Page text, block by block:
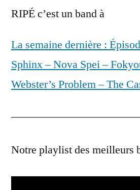
RIPÉ c’est un band à
La semaine dernière :
Sphinx – Nova Spei –
Webster’s Problem – The
Notre playlist des meilleurs